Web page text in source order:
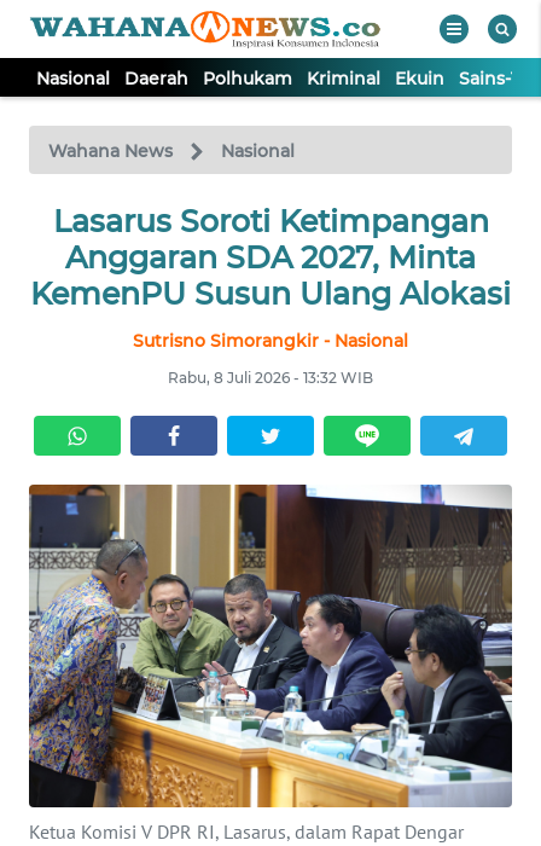
Nasional Daerah Polhukam Kriminal Ekuin Sains-
Wahana News Nasional
Lasarus Soroti Ketimpangan
Anggaran SDA 2027, Minta
KemenPU Susun Ulang Alokasi
Sutrisno Simorangkir - Nasional
Rabu, 8 Juli 2026 - 13:32 WIB
Ketua Komisi V DPR RI, Lasarus, dalam Rapat Dengar
TV
Tutup
NASIONAL
DAERAH
KRIMINAL
EKUIN
SAINS-TEKNO
KESEHATAN
INTERNASIONAL
SERBA-SERBI
PENDIDIKAN